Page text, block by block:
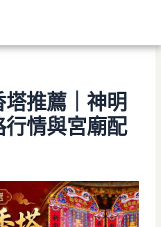
推薦｜神明
情與宮廟配